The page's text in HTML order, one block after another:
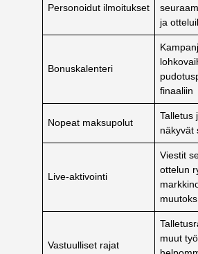
Personoidut ilmoitukset
ja
Bonuskalenteri
finaaliin
Nopeat maksupolut
Talletus
näkyvät
Live-aktivointi
Viestit
ottelun
Vastuulliset rajat
muut